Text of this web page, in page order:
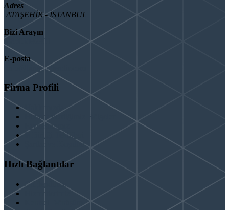
Adres
ATAŞEHİR - İSTANBUL
Bizi Arayın
E-posta
info@binaguclendir.com
Firma Profili
Hakkımızda
Hizmet Verdiğimiz Bölgeler
Paydaşlarımız
İş Birliği Teklifleri
Şartlar ve Koşullar
Hızlı Bağlantılar
Güçlendirme
Hizmetlerimiz